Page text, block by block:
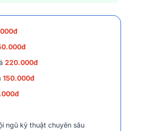
220.000đ
150.000đ
ngũ kỹ thuật chuyên sâu